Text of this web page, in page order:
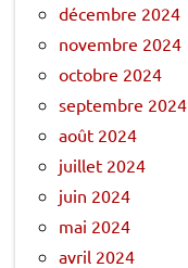
décembre 2024
novembre 2024
octobre 2024
septembre 2024
août 2024
juillet 2024
juin 2024
mai 2024
avril 2024